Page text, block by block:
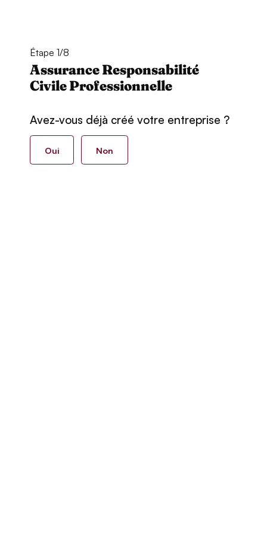
Étape 1/8
Assurance Responsabilité
Civile Professionnelle
Avez-vous déjà créé votre entreprise ?
Oui Non